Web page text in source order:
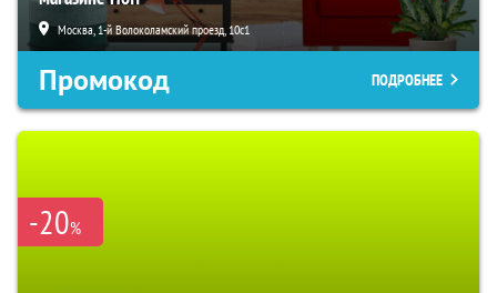
Москва, 1-й Волоколамский проезд, 10с1
Промокод ПОДРОБНЕЕ
-20%